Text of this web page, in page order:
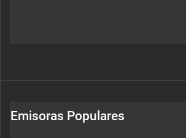
Emisoras Populares